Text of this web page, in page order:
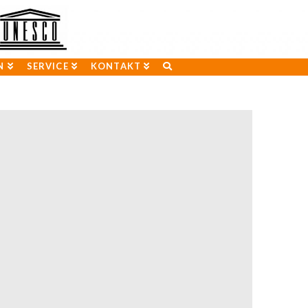
SERVICE KONTAKT